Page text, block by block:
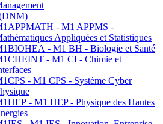
- M1 APPMS -
Appliquées et Statistiques
- M1 BH - Biologie et Santé
- M1 CI - Chimie et
- M1 CPS - Système Cyber
- M1 HEP - Physique des Hautes